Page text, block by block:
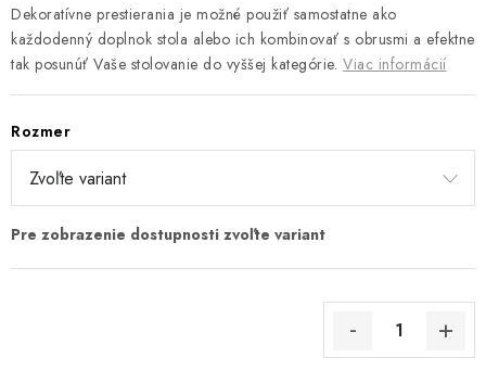
Dekoratívne prestierania je možné použiť samostatne ako
každodenný doplnok stola alebo ich kombinovať s obrusmi a efektne
tak posunúť Vaše stolovanie do vyššej kategórie. Viac informácií
Rozmer